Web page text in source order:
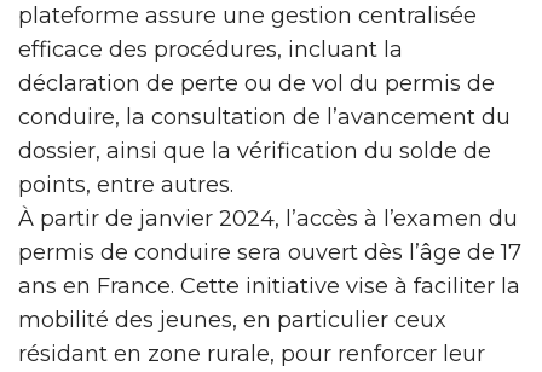
plateforme assure une gestion centralisée
efficace des procédures, incluant la
déclaration de perte ou de vol du permis de
conduire, la consultation de l’avancement du
dossier, ainsi que la vérification du solde de
points, entre autres.
À partir de janvier 2024, l’accès à l’examen du
permis de conduire sera ouvert dès l’âge de 17
ans en France. Cette initiative vise à faciliter la
mobilité des jeunes, en particulier ceux
résidant en zone rurale, pour renforcer leur